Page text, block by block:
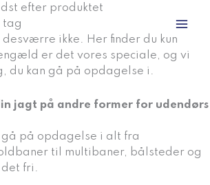
efter produktet
tag
ikke. Her finder du kun
er det vores speciale, og vi
du kan gå på opdagelse i.
jagt på andre former for udendørs
på opdagelse i alt fra
til multibaner, bålsteder og
det fri.